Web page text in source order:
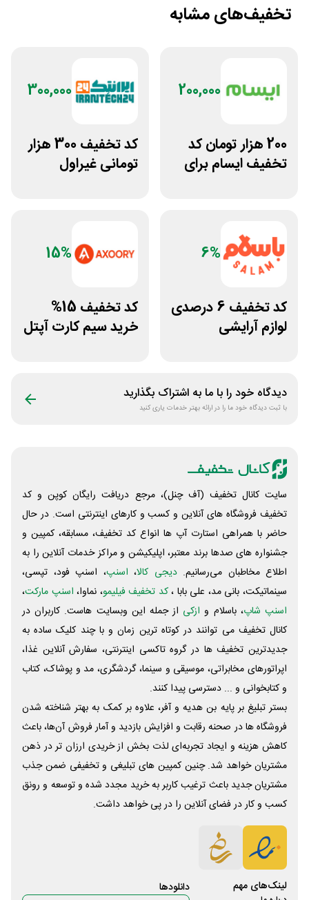
تخفیف‌های مشابه
200,000
200 هزار تومان کد
تخفیف ایسام برای
300,000
کد تخفیف 300 هزار
تومانی غیراول
6%
کد تخفیف 6 درصدی
لوازم آرایشی
15%
کد تخفیف 15%
خرید سیم کارت آپتل
دیدگاه خود را با ما به اشتراک بگذارید
با ثبت دیدگاه خود ما را در ارائه بهتر خدمات یاری کنید
سایت کانال تخفیف (آف چنل)، مرجع دریافت رایگان کوپن و کد
تخفیف فروشگاه های آنلاین و کسب و‌ کارهای اینترنتی است. در حال
حاضر با همراهی استارت آپ ها انواع کد تخفیف، مسابقه، کمپین و
جشنواره های صدها برند معتبر، اپلیکیشن و مراکز خدمات آنلاین را به
اطلاع مخاطبان می‌رسانیم. دیجی کالا، اسنپ، اسنپ فود، تپسی،
سینماتیکت، بانی مد، علی‌ بابا ،کد تخفیف فیلیمو، نماوا، اسنپ مارکت،
اسنپ شاپ، باسلام و ازکی از جمله این وبسایت ‌هاست. کاربران در
کانال تخفیف می توانند در کوتاه ترین زمان و با چند کلیک ساده به
جدیدترین تخفیف ها در گروه تاکسی اینترنتی، سفارش آنلاین غذا،
اپراتورهای مخابراتی، موسیقی و سینما، گردشگری، مد و پوشاک، کتاب
و کتابخوانی و ... دسترسی پیدا کنند.
بستر تبلیغ بر پایه بن هدیه و آفر، علاوه بر کمک به بهتر شناخته شدن
فروشگاه ها در صحنه رقابت و افزایش بازدید و آمار فروش آن‌ها، باعث
کاهش هزینه و ایجاد تجربه‌ای لذت بخش از خریدی ارزان تر در ذهن
مشتریان خواهد شد. چنین کمپین های تبلیغی و تخفیفی ضمن جذب
مشتریان جدید باعث ترغیب کاربر به خرید مجدد شده و توسعه و رونق
کسب و کار در فضای آنلاین را در پی خواهد داشت.
لینک‌های مهم دانلود‌ها